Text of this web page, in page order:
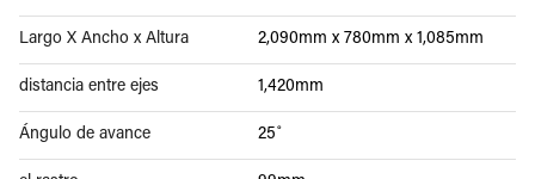
Largo X Ancho x Altura 2,090mm x 780mm x 1,085mm
distancia entre ejes 1,420mm
Ángulo de avance 25˚